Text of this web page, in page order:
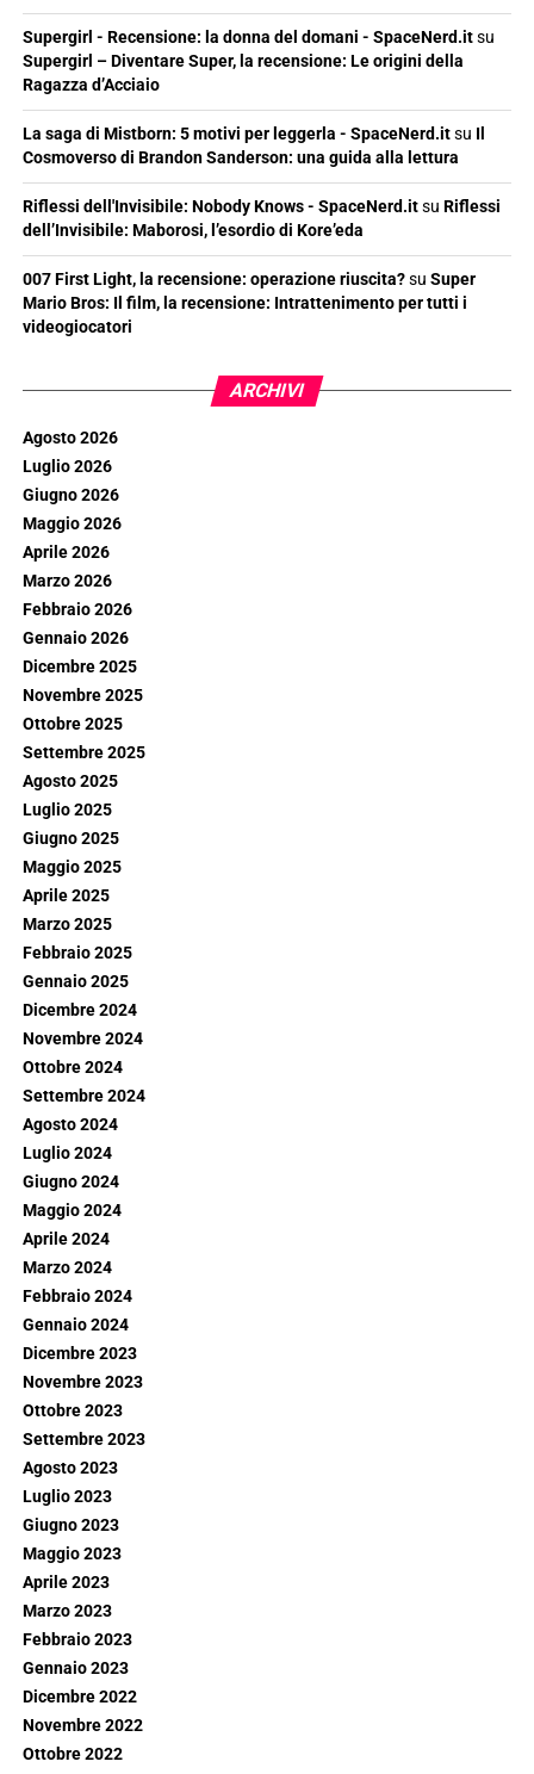
Supergirl - Recensione: la donna del domani - SpaceNerd.itsu
Supergirl – Diventare Super, la recensione: Le origini della
Ragazza d’Acciaio
La saga di Mistborn: 5 motivi per leggerla - SpaceNerd.itsu Il
Cosmoverso di Brandon Sanderson: una guida alla lettura
Riflessi dell'Invisibile: Nobody Knows - SpaceNerd.itsu Riflessi
dell’Invisibile: Maborosi, l’esordio di Kore’eda
007 First Light, la recensione: operazione riuscita?su Super
Mario Bros: Il film, la recensione: Intrattenimento per tutti i
videogiocatori
ARCHIVI
Agosto 2026
Luglio 2026
Giugno 2026
Maggio 2026
Aprile 2026
Marzo 2026
Febbraio 2026
Gennaio 2026
Dicembre 2025
Novembre 2025
Ottobre 2025
Settembre 2025
Agosto 2025
Luglio 2025
Giugno 2025
Maggio 2025
Aprile 2025
Marzo 2025
Febbraio 2025
Gennaio 2025
Dicembre 2024
Novembre 2024
Ottobre 2024
Settembre 2024
Agosto 2024
Luglio 2024
Giugno 2024
Maggio 2024
Aprile 2024
Marzo 2024
Febbraio 2024
Gennaio 2024
Dicembre 2023
Novembre 2023
Ottobre 2023
Settembre 2023
Agosto 2023
Luglio 2023
Giugno 2023
Maggio 2023
Aprile 2023
Marzo 2023
Febbraio 2023
Gennaio 2023
Dicembre 2022
Novembre 2022
Ottobre 2022